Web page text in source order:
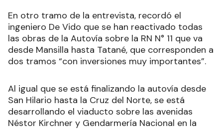
En otro tramo de la entrevista, recordó el
ingeniero De Vido que se han reactivado todas
las obras de la Autovía sobre la RN N° 11 que va
desde Mansilla hasta Tatané, que corresponden a
dos tramos “con inversiones muy importantes”.
Al igual que se está finalizando la autovía desde
San Hilario hasta la Cruz del Norte, se está
desarrollando el viaducto sobre las avenidas
Néstor Kirchner y Gendarmería Nacional en la